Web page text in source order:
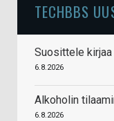
TECHBBS
Suosittele kirjaa
6.8.2026
Alkoholin
6.8.2026